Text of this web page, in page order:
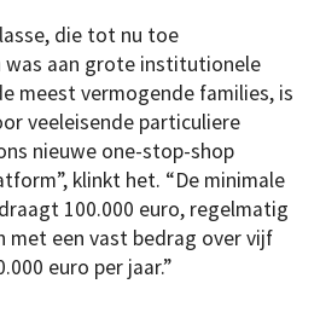
die tot nu toe
was aan grote institutionele
meest vermogende families, is
veeleisende particuliere
nieuwe one-stop-shop
klinkt het. “De minimale
100.000 euro, regelmatig
met een vast bedrag over vijf
euro per jaar.”